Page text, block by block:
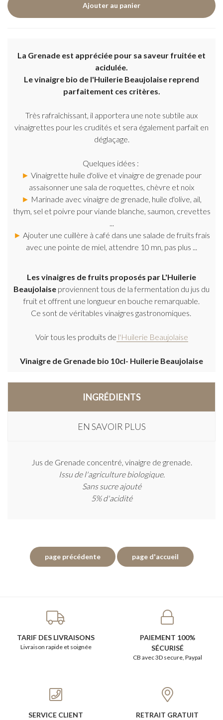
La Grenade est appréciée pour sa saveur fruitée et
acidulée.
Le vinaigre bio de l'Huilerie Beaujolaise reprend
parfaitement ces critères.
Très rafraîchissant, il apportera une note subtile aux
vinaigrettes pour les crudités et sera également parfait en
déglaçage.
Quelques idées :
► Vinaigrette huile d'olive et vinaigre de grenade pour
assaisonner une sala de roquettes, chèvre et noix
► Marinade avec vinaigre de grenade, huile d'olive, ail,
thym, sel et poivre pour viande blanche, saumon, crevettes
...
► Ajouter une cuillère à café dans une salade de fruits frais
avec une pointe de miel, attendre 10 mn, pas plus ...
Les vinaigres de fruits proposés par L'Huilerie
Beaujolaise proviennent tous de la fermentation du jus du
fruit et offrent une longueur en bouche remarquable.
Ce sont de véritables vinaigres gastronomiques.
Voir tous les produits de l'Huilerie Beaujolaise
Vinaigre de Grenade bio 10cl- Huilerie Beaujolaise
INGRÉDIENTS
EN SAVOIR PLUS
Jus de Grenade concentré, vinaigre de grenade.
Issu de l'agriculture biologique.
Sans sucre ajouté
5% d'acidité
TARIF DES LIVRAISONS
Livraison rapide et soignée
PAIEMENT 100%
SÉCURISÉ
CB avec 3D secure, Paypal
SERVICE CLIENT RETRAIT GRATUIT